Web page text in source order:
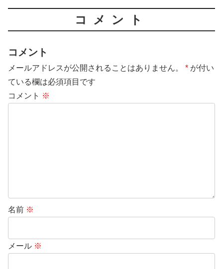
コメント
コメント
メールアドレスが公開されることはありません。 * が付い
ている欄は必須項目です
コメント ※
名前 ※
メール ※